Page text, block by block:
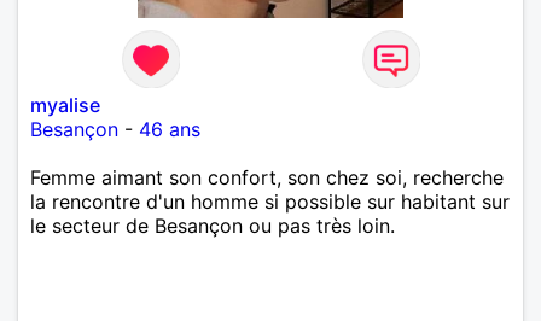
myalise
Besançon - 46 ans
Femme aimant son confort, son chez soi, recherche
la rencontre d'un homme si possible sur habitant sur
le secteur de Besançon ou pas très loin.